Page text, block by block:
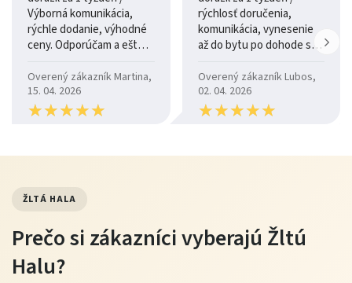
Výborná komunikácia,
rýchle dodanie, výhodné
ceny. Odporúčam a ešte
Overený zákazník Martina,
15. 04. 2026
★★★★★
★★★★★
rýchlosť doručenia,
komunikácia, vynesenie
až do bytu po dohode so
Overený zákazník Lubos,
02. 04. 2026
★★★★★
★★★★★
ŽLTÁ HALA
Prečo si zákazníci vyberajú Žltú
Halu?